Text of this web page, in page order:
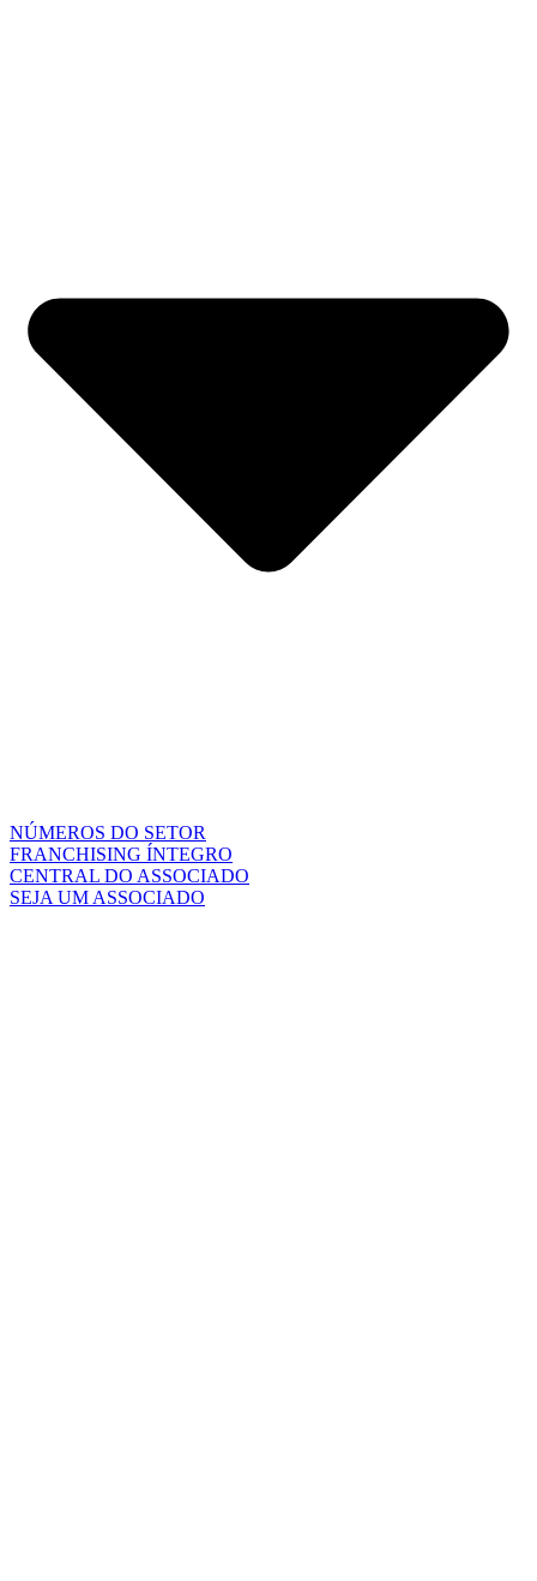
NÚMEROS DO SETOR
FRANCHISING ÍNTEGRO
CENTRAL DO ASSOCIADO
SEJA UM ASSOCIADO